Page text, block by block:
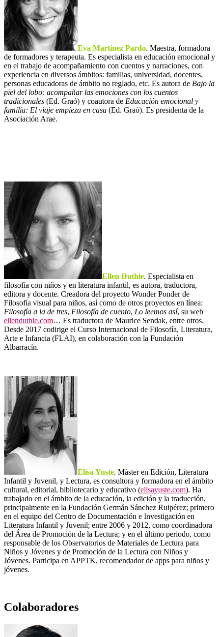
Eva Martínez Pardo. Maestra, formadora
de formadores y terapeuta. Es especialista en educación emocional y
en el trabajo de acompañamiento con cuentos y narraciones, con
experiencia en diversos ámbitos: familias, universidad, docentes,
personas educadoras de ámbito no reglado, etc. Es autora de Bajo la
piel del lobo: acompañar las emociones con los cuentos
tradicionales (Ed. Graó) y coautora de Educación emocional y
familia: El viaje empieza en casa (Ed. Graó). Es presidenta de la
Asociación Arae.
Ellen Duthie. Especialista en
filosofía con niños y en literatura infantil, es autora, traductora,
editora y docente. Creadora del proyecto Wonder Ponder de
Filosofía visual para niños, así como de otros proyectos en línea:
Filosofía a la de tres, Filosofía de cuento, Lo leemos así, su web
ellenduthie.com… Es traductora de Maurice Sendak, entre otros.
Desde 2017 codirige el Curso Internacional de Filosofía, Literatura,
Arte e Infancia (FLAI), en colaboración con la Fundación
Albarracín.
Elisa Yuste. Máster en Edición, Literatura
Infantil y Juvenil, y Lectura, es consultora y formadora en el ámbito
cultural, editorial, bibliotecario y educativo (elisayuste.com). Ha
trabajado en el ámbito de la educación, la edición y la traducción,
principalmente en la Fundación Germán Sánchez Ruipérez; primero
en el equipo del Centro de Documentación e Investigación en
Literatura Infantil y Juvenil; entre 2006 y 2012, como coordinadora
del Área de Promoción de la Lectura; y en el último periodo, como
responsable de los Observatorios de Materiales de Lectura para
Niños y Jóvenes y de Promoción de la Lectura con Niños y
Jóvenes. Participa en APPTK, recomendador de apps para niños y
jóvenes.
Colaboradores